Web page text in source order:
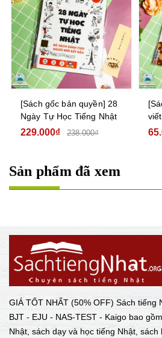
[Sách gốc bản quyền] 28
Ngày Tự Học Tiếng Nhật
229.000₫ 238.000₫
cái
Sản phẩm đã xem
GIÁ TỐT NHẤT (50% OFF) Sách tiếng
BJT - EJU - NAS-TEST - Kaigo bao
Nhật, sách dạy và học tiếng Nhật, sách